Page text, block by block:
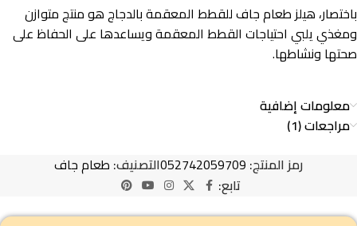
باختصار، هيلز طعام جاف للقطط المعقمة بالدجاج هو منتج متوازن
ومغذي يلبي احتياجات القطط المعقمة ويساعدها على الحفاظ على
صحتها ونشاطها.
معلومات إضافية
مراجعات (1)
رمز المنتج: 052742059709التصنيف: طعام جاف
تابع: